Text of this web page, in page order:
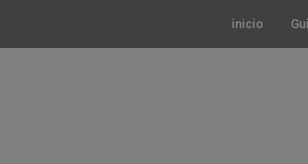
inicio